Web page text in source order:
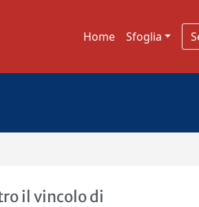
Home Sfoglia
il vincolo di